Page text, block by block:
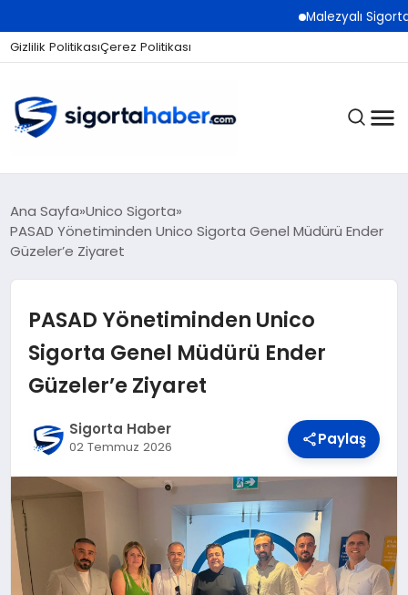
Malezyalı Sigorta
Gizlilik PolitikasıÇerez Politikası
SIGORTA
EKONOMI
BILIM VE TEKNOLOJI
OTOMOBIL
Ana Sayfa Unico Sigorta
PASAD Yönetiminden Unico Sigorta Genel Müdürü Ender
Güzeler’e Ziyaret
PASAD Yönetiminden Unico
Sigorta Genel Müdürü Ender
Güzeler’e Ziyaret
Sigorta Haber
02 Temmuz 2026 Paylaş